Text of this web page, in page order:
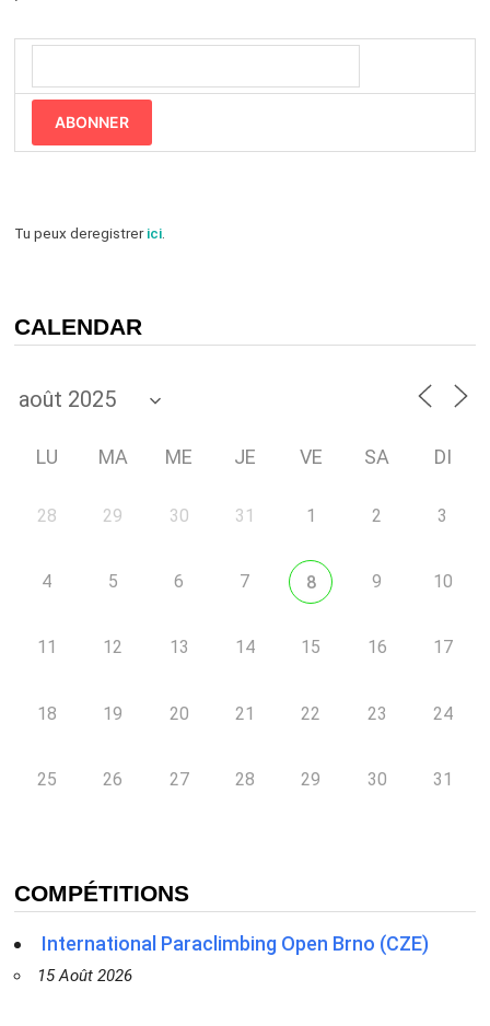
ABONNER
Tu peux deregistrerici.
CALENDAR
LU MA ME JE VE SA DI
28 29 30 31 1 2 3
4 5 6 7 8 9 10
11 12 13 14 15 16 17
18 19 20 21 22 23 24
25 26 27 28 29 30 31
COMPÉTITIONS
International Paraclimbing Open Brno (CZE)
15 Août 2026